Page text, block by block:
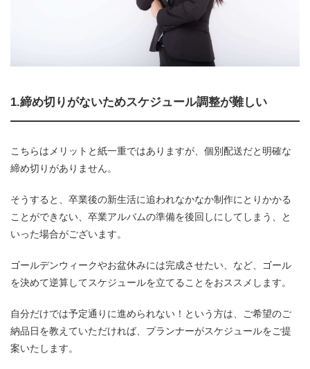
1.締め切りがないためスケジュール調整が難しい
こちらはメリットと紙一重ではありますが、個別配送だと明確な
締め切りがありません。
そうすると、卒業後の新生活に追われなかなか制作にとりかかる
ことができない、卒業アルバムの準備を後回しにしてしまう、と
いった場合がございます。
ゴールデンウィークやお盆休みには完成させたい、など、ゴール
を決めて逆算してスケジュールを立てることをおススメします。
自分だけでは予定通りに進められない！という方は、ご希望のご
納品日を教えていただければ、プランナーがスケジュールをご提
案いたします。